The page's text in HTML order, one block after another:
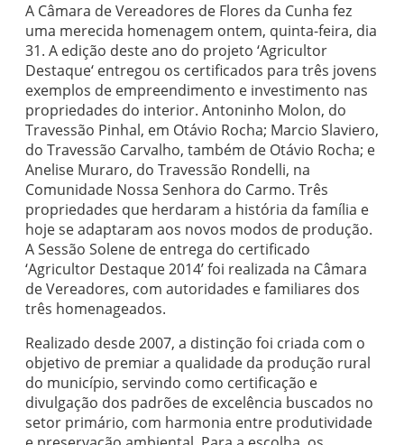
A Câmara de Vereadores de Flores da Cunha fez
uma merecida homenagem ontem, quinta-feira, dia
31. A edição deste ano do projeto ‘Agricultor
Destaque‘ entregou os certificados para três jovens
exemplos de empreendimento e investimento nas
propriedades do interior. Antoninho Molon, do
Travessão Pinhal, em Otávio Rocha; Marcio Slaviero,
do Travessão Carvalho, também de Otávio Rocha; e
Anelise Muraro, do Travessão Rondelli, na
Comunidade Nossa Senhora do Carmo. Três
propriedades que herdaram a história da família e
hoje se adaptaram aos novos modos de produção.
A Sessão Solene de entrega do certificado
‘Agricultor Destaque 2014’ foi realizada na Câmara
de Vereadores, com autoridades e familiares dos
três homenageados.
Realizado desde 2007, a distinção foi criada com o
objetivo de premiar a qualidade da produção rural
do município, servindo como certificação e
divulgação dos padrões de excelência buscados no
setor primário, com harmonia entre produtividade